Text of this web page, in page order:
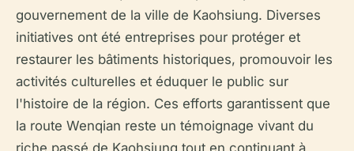
gouvernement de la ville de Kaohsiung. Diverses
initiatives ont été entreprises pour protéger et
restaurer les bâtiments historiques, promouvoir les
activités culturelles et éduquer le public sur
l'histoire de la région. Ces efforts garantissent que
la route Wenqian reste un témoignage vivant du